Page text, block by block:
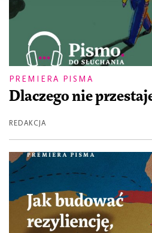
PREMIERA PISMA
Dlaczego nie
REDAKCJA